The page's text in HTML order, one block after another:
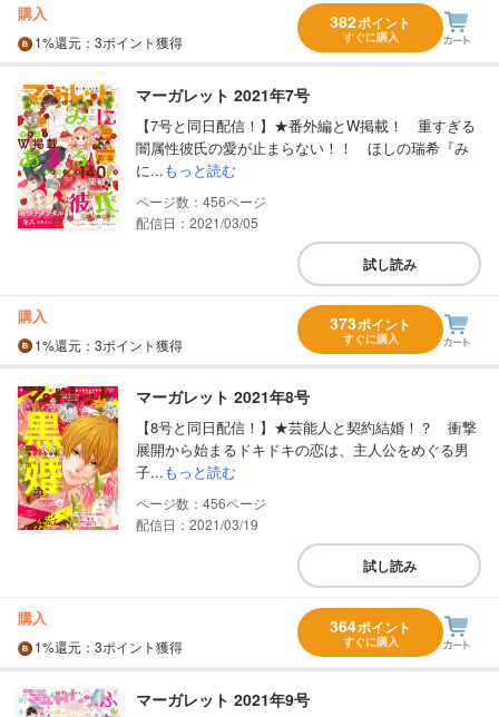
購入
1%還元 ：3ポイント獲得
382ポイント
すぐに購入
マーガレット 2021年7号
【7号と同日配信！】★番外編とW掲載！ 重すぎる
闇属性彼氏の愛が止まらない！！ ほしの瑞希『み
に...もっと読む
456
配信日：2021/03/05
試し読み
購入
1%還元 ：3ポイント獲得
373ポイント
すぐに購入
マーガレット 2021年8号
【8号と同日配信！】★芸能人と契約結婚！？ 衝撃
展開から始まるドキドキの恋は、主人公をめぐる男
子...もっと読む
456
配信日：2021/03/19
試し読み
購入
1%還元 ：3ポイント獲得
364ポイント
すぐに購入
マーガレット 2021年9号